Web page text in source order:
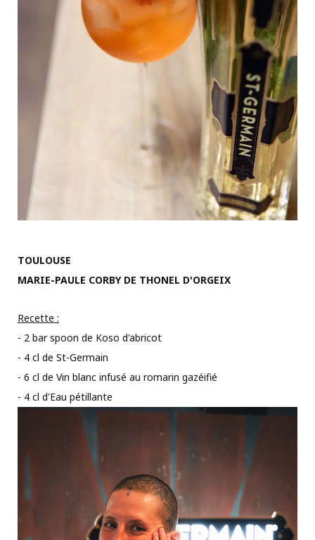
TOULOUSE
MARIE-PAULE CORBY DE THONEL D'ORGEIX
Recette :
- 2 bar spoon de Koso d'abricot
- 4 cl de St-Germain
- 6 cl de Vin blanc infusé au romarin gazéifié
- 4 cl d'Eau pétillante